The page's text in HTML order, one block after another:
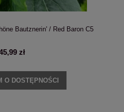
Bautznerin' / Red Baron C5
zł
O DOSTĘPNOŚCI